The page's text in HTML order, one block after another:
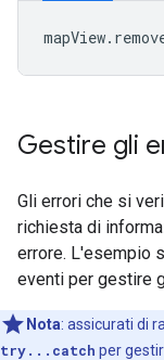
mapView.
Gestire gli
Gli errori che si
richiesta di
errore. L'esempio
eventi per gestire
Nota: assicurati di
try...catch per